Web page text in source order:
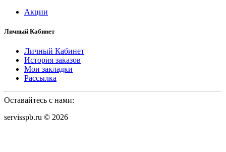
Акции
Личный Кабинет
Личный Кабинет
История заказов
Мои закладки
Рассылка
Оставайтесь с нами:
servisspb.ru © 2026